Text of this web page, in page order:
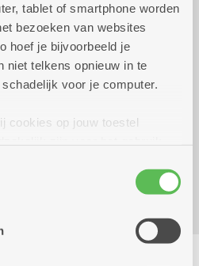
tablet of smartphone worden
bezoeken van websites
hoef je bijvoorbeeld je
niet telkens opnieuw in te
voor je computer.
cookies op jouw toestel
nodig. Sommige
door derde partijen die een
gebruik van onze
202613.30 uur tot 15.30 uur
Reserveer vervoer
(dienstencentrum)